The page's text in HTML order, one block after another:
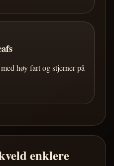
høy fart og stjerner på
enklere